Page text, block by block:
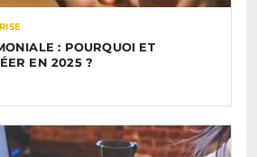
: POURQUOI ET
EN 2025 ?